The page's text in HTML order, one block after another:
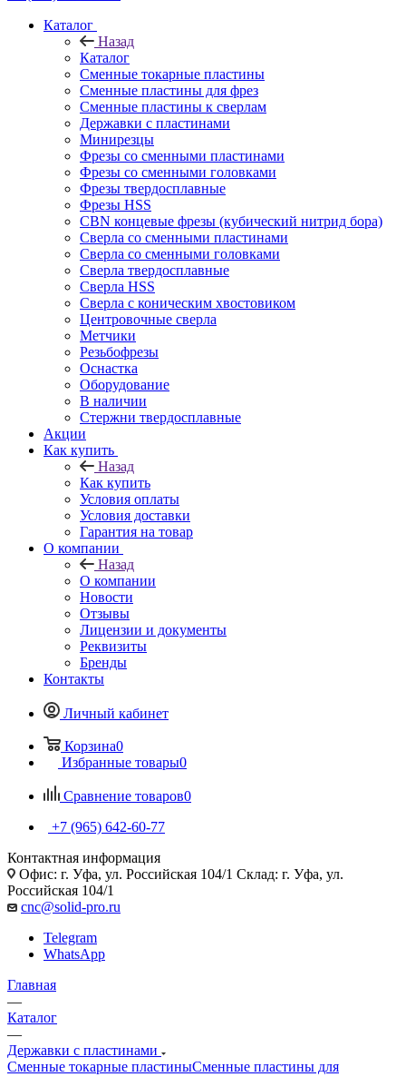
Каталог
Назад
Каталог
Сменные токарные пластины
Сменные пластины для фрез
Сменные пластины к сверлам
Державки с пластинами
Минирезцы
Фрезы со сменными пластинами
Фрезы со сменными головками
Фрезы твердосплавные
Фрезы HSS
CBN концевые фрезы (кубический нитрид бора)
Сверла со сменными пластинами
Сверла со сменными головками
Сверла твердосплавные
Сверла HSS
Сверла с коническим хвостовиком
Центровочные сверла
Метчики
Резьбофрезы
Оснастка
Оборудование
В наличии
Стержни твердосплавные
Акции
Как купить
Назад
Как купить
Условия оплаты
Условия доставки
Гарантия на товар
О компании
Назад
О компании
Новости
Отзывы
Лицензии и документы
Реквизиты
Бренды
Контакты
Личный кабинет
Корзина0
Избранные товары0
Сравнение товаров0
+7 (965) 642-60-77
Контактная информация
Офис: г. Уфа, ул. Российская 104/1 Склад: г. Уфа, ул.
Российская 104/1
cnc@solid-pro.ru
Telegram
WhatsApp
Главная
—
Каталог
—
Державки с пластинами
Сменные токарные пластиныСменные пластины для